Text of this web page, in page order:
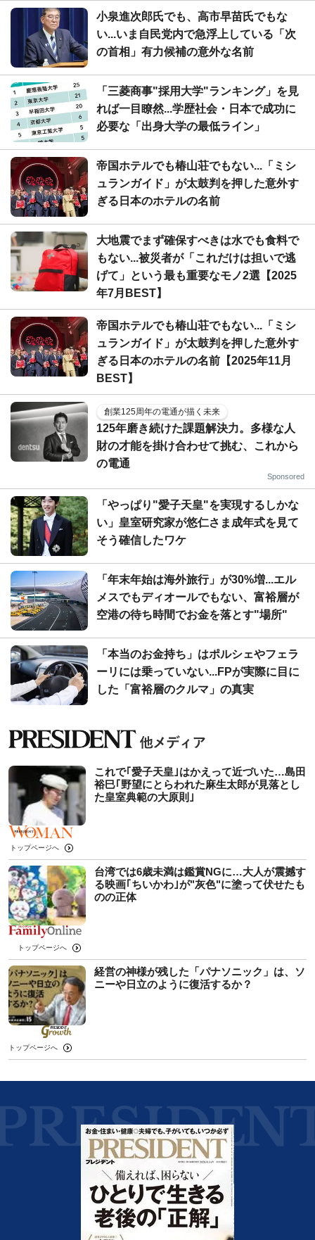
小泉進次郎氏でも、高市早苗氏でもな
い...いま自民党内で急浮上している「次
の首相」有力候補の意外な名前
「三菱商事"採用大学"ランキング」を見
れば一目瞭然...学歴社会・日本で成功に
必要な「出身大学の最低ライン」
帝国ホテルでも椿山荘でもない...「ミシ
ュランガイド」が太鼓判を押した意外す
ぎる日本のホテルの名前
大地震でまず確保すべきは水でも食料で
もない...被災者が「これだけは担いで逃
げて」という最も重要なモノ2選【2025
年7月BEST】
帝国ホテルでも椿山荘でもない...「ミシ
ュランガイド」が太鼓判を押した意外す
ぎる日本のホテルの名前【2025年11月
BEST】
創業125周年の電通が描く未来
125年磨き続けた課題解決力。多様な人
財の才能を掛け合わせて挑む、これから
の電通
Sponsored
「やっぱり"愛子天皇"を実現するしかな
い」皇室研究家が悠仁さま成年式を見て
そう確信したワケ
「年末年始は海外旅行」が30%増...エル
メスでもディオールでもない、富裕層が
空港の待ち時間でお金を落とす"場所"
「本当のお金持ち」はポルシェやフェラ
ーリには乗っていない...FPが実際に目に
した「富裕層のクルマ」の真実
これで｢愛子天皇｣はかえって近づいた…島田
裕巳｢野望にとらわれた麻生太郎が見落とし
た皇室典範の大原則｣
トップページへ
台湾では6歳未満は鑑賞NGに…大人が震撼す
る映画｢ちいかわ｣が"灰色"に塗って伏せたも
のの正体
トップページへ
経営の神様が残した「パナソニック」は、ソ
ニーや日立のように復活するか？
トップページへ